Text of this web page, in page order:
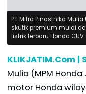
PT Mitra Pinasthika
skutik premium mulai
listrik terbaru Honda
KLIKJATIM.Com |
Mulia (MPM
motor Honda